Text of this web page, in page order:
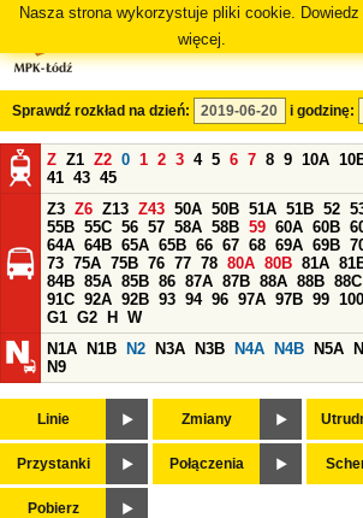
Nasza strona wykorzystuje pliki cookie.
więcej.
Sprawdź rozkład na dzień: i godzinę:
Z Z1 Z2 0 1 2 3 4 5 6 7 8 9 10A
41 43 45
Z3 Z6 Z13 Z43 50A 50B 51A 51B 52
55B 55C 56 57 58A 58B 59 60A 60B
64A 64B 65A 65B 66 67 68 69A 69B
73 75A 75B 76 77 78 80A 80B 81A
84B 85A 85B 86 87A 87B 88A 88B 88C
91C 92A 92B 93 94 96 97A 97B 99 100
G1 G2 H
W
N1A
N1B N2 N3A N3B N4A N4B N5A
N9
Linie Zmiany
Przystanki Połączenia
Pobierz